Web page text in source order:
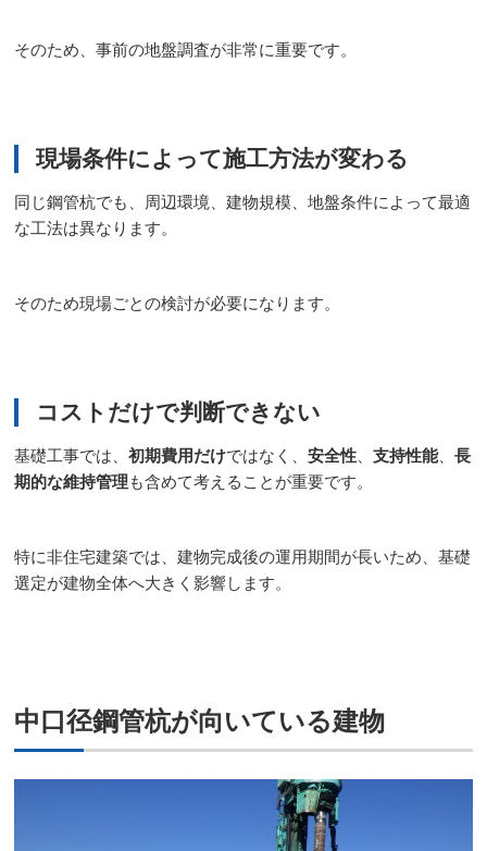
そのため、事前の地盤調査が非常に重要です。
現場条件によって施工方法が変わる
同じ鋼管杭でも、周辺環境、建物規模、地盤条件によって最適
な工法は異なります。
そのため現場ごとの検討が必要になります。
コストだけで判断できない
基礎工事では、初期費用だけではなく、安全性、支持性能、長
期的な維持管理も含めて考えることが重要です。
特に非住宅建築では、建物完成後の運用期間が長いため、基礎
選定が建物全体へ大きく影響します。
中口径鋼管杭が向いている建物